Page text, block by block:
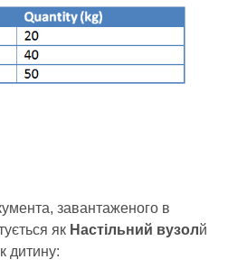
завантаженого в
як Настільний вузолй
дитину: